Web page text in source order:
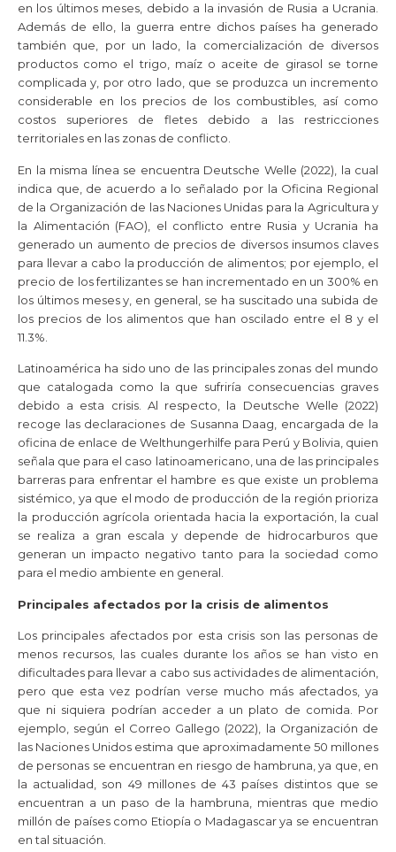
en los últimos meses, debido a la invasión de Rusia a Ucrania.
Además de ello, la guerra entre dichos países ha generado
también que, por un lado, la comercialización de diversos
productos como el trigo, maíz o aceite de girasol se torne
complicada y, por otro lado, que se produzca un incremento
considerable en los precios de los combustibles, así como
costos superiores de fletes debido a las restricciones
territoriales en las zonas de conflicto.
En la misma línea se encuentra Deutsche Welle (2022), la cual
indica que, de acuerdo a lo señalado por la Oficina Regional
de la Organización de las Naciones Unidas para la Agricultura y
la Alimentación (FAO), el conflicto entre Rusia y Ucrania ha
generado un aumento de precios de diversos insumos claves
para llevar a cabo la producción de alimentos; por ejemplo, el
precio de los fertilizantes se han incrementado en un 300% en
los últimos meses y, en general, se ha suscitado una subida de
los precios de los alimentos que han oscilado entre el 8 y el
11.3%.
Latinoamérica ha sido uno de las principales zonas del mundo
que catalogada como la que sufriría consecuencias graves
debido a esta crisis. Al respecto, la Deutsche Welle (2022)
recoge las declaraciones de Susanna Daag, encargada de la
oficina de enlace de Welthungerhilfe para Perú y Bolivia, quien
señala que para el caso latinoamericano, una de las principales
barreras para enfrentar el hambre es que existe un problema
sistémico, ya que el modo de producción de la región prioriza
la producción agrícola orientada hacia la exportación, la cual
se realiza a gran escala y depende de hidrocarburos que
generan un impacto negativo tanto para la sociedad como
para el medio ambiente en general.
Principales afectados por la crisis de alimentos
Los principales afectados por esta crisis son las personas de
menos recursos, las cuales durante los años se han visto en
dificultades para llevar a cabo sus actividades de alimentación,
pero que esta vez podrían verse mucho más afectados, ya
que ni siquiera podrían acceder a un plato de comida. Por
ejemplo, según el Correo Gallego (2022), la Organización de
las Naciones Unidos estima que aproximadamente 50 millones
de personas se encuentran en riesgo de hambruna, ya que, en
la actualidad, son 49 millones de 43 países distintos que se
encuentran a un paso de la hambruna, mientras que medio
millón de países como Etiopía o Madagascar ya se encuentran
en tal situación.